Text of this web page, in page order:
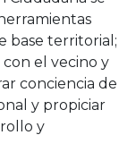
base territorial;
el vecino y
conciencia de
y propiciar
y